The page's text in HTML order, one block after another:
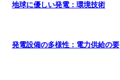
地球に優しい発電：環境技術
発電設備の多様性：電力供給の要